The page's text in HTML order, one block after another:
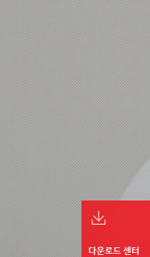
다운로드 센터